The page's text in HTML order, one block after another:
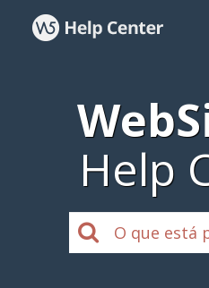
Help